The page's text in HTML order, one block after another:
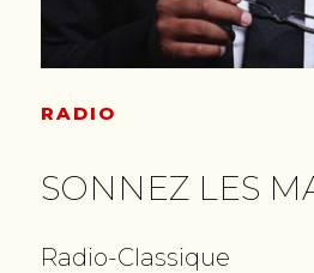
RADIO
SONNEZ LES
Radio-Classique